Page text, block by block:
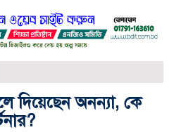
দিয়েছেন অনন্যা, কে